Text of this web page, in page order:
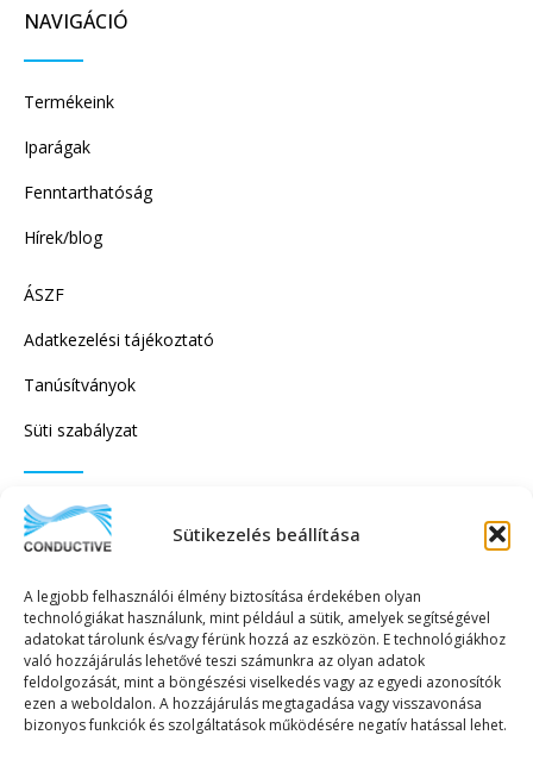
Sütikezelés beállítása
A legjobb felhasználói élmény biztosítása érdekében olyan
technológiákat használunk, mint például a sütik, amelyek segítségével
adatokat tárolunk és/vagy férünk hozzá az eszközön. E technológiákhoz
való hozzájárulás lehetővé teszi számunkra az olyan adatok
feldolgozását, mint a böngészési viselkedés vagy az egyedi azonosítók
ezen a weboldalon. A hozzájárulás megtagadása vagy visszavonása
bizonyos funkciók és szolgáltatások működésére negatív hatással lehet.
NAVIGÁCIÓ
Termékeink
Iparágak
Fenntarthatóság
Hírek/blog
ÁSZF
Adatkezelési tájékoztató
Tanúsítványok
Süti szabályzat
IRATKOZZON FEL HÍRLEVELÜNKRE!
KÜLDÉS